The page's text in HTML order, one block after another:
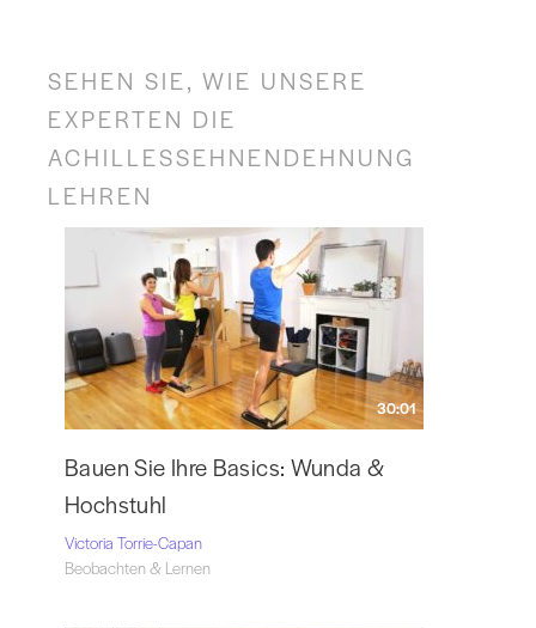
SEHEN SIE, WIE UNSERE
EXPERTEN DIE
ACHILLESSEHNENDEHNUNG
LEHREN
30:01
Bauen Sie Ihre Basics: Wunda &
Hochstuhl
Victoria Torrie-Capan
Beobachten & Lernen